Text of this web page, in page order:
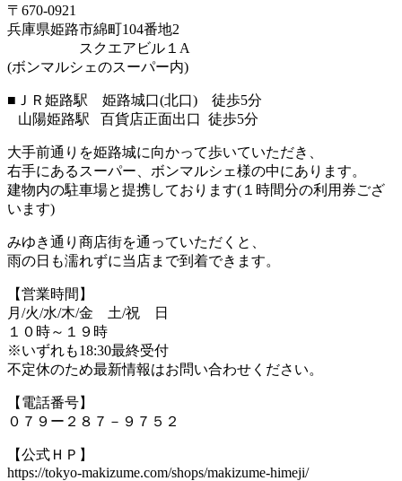
〒670‐0921
兵庫県姫路市綿町104番地2
スクエアビル１A
(ボンマルシェのスーパー内)
■ＪＲ姫路駅 姫路城口(北口) 徒歩5分
山陽姫路駅 百貨店正面出口 徒歩5分
大手前通りを姫路城に向かって歩いていただき、
右手にあるスーパー、ボンマルシェ様の中にあります。
建物内の駐車場と提携しております(１時間分の利用券ござ
います)
みゆき通り商店街を通っていただくと、
雨の日も濡れずに当店まで到着できます。
【営業時間】
月/火/水/木/金 土/祝 日
１０時～１９時
※いずれも18:30最終受付
不定休のため最新情報はお問い合わせください。
【電話番号】
０７９ー２８７－９７５２
【公式ＨＰ】
https://tokyo-makizume.com/shops/makizume-himeji/